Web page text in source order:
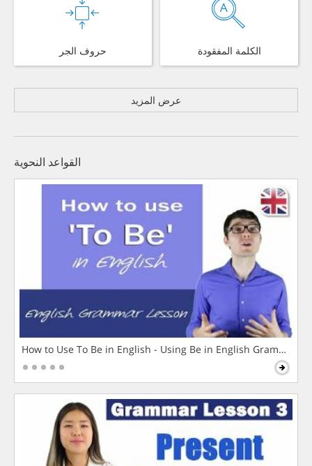
حروف الجر الكلمة المفقودة
عرض المزيد
القواعد النحوية
How to Use To Be in English - Using Be in English Grammar